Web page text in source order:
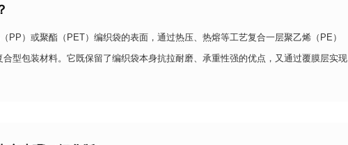
PP）或聚酯（PET）编织袋的表面，通过热压、热熔等工艺复合一层聚乙烯（PE）
型包装材料。它既保留了编织袋本身抗拉耐磨、承重性强的优点，又通过覆膜层实现